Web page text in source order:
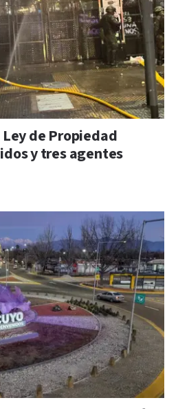
de Propiedad
y tres agentes